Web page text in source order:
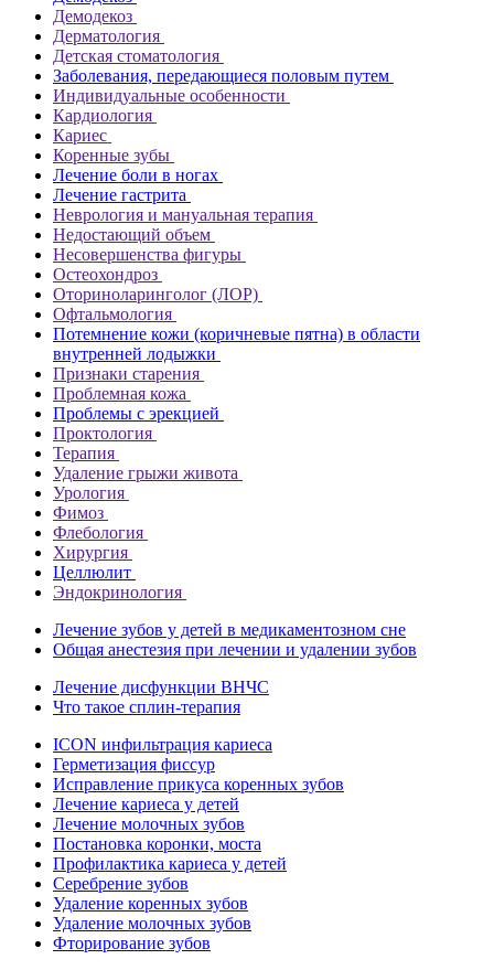
Демодекоз
Дерматология
Детская стоматология
Заболевания, передающиеся половым путем
Индивидуальные особенности
Кардиология
Кариес
Коренные зубы
Лечение боли в ногах
Лечение гастрита
Неврология и мануальная терапия
Недостающий объем
Несовершенства фигуры
Остеохондроз
Оториноларинголог (ЛОР)
Офтальмология
Потемнение кожи (коричневые пятна) в области
внутренней лодыжки
Признаки старения
Проблемная кожа
Проблемы с эрекцией
Проктология
Терапия
Удаление грыжи живота
Урология
Фимоз
Флебология
Хирургия
Целлюлит
Эндокринология
Лечение зубов у детей в медикаментозном сне
Общая анестезия при лечении и удалении зубов
Лечение дисфункции ВНЧС
Что такое сплин-терапия
ICON инфильтрация кариеса
Герметизация фиссур
Исправление прикуса коренных зубов
Лечение кариеса у детей
Лечение молочных зубов
Постановка коронки, моста
Профилактика кариеса у детей
Серебрение зубов
Удаление коренных зубов
Удаление молочных зубов
Фторирование зубов